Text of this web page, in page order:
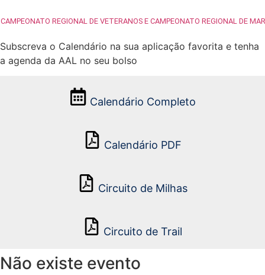
CAMPEONATO REGIONAL DE VETERANOS E CAMPEONATO REGIONAL DE
Subscreva o Calendário na sua aplicação favorita e tenha
a agenda da AAL no seu bolso
Calendário Completo
Calendário PDF
Circuito de Milhas
Circuito de Trail
Não existe evento